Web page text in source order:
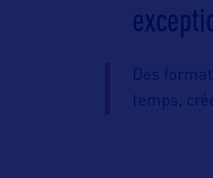
Des
temps,